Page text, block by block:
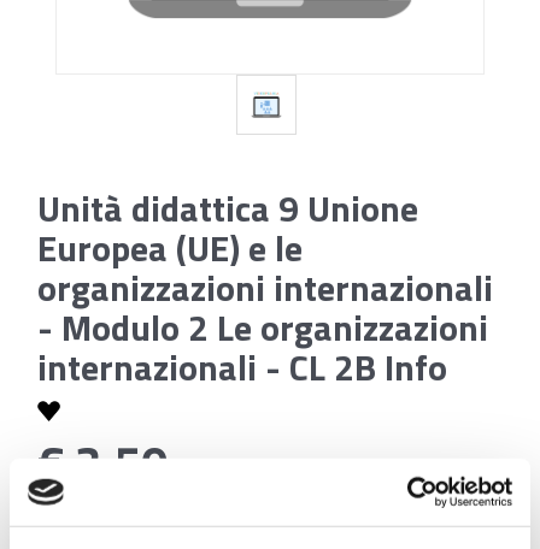
Unità didattica 9 Unione
Europea (UE) e le
organizzazioni internazionali
- Modulo 2 Le organizzazioni
internazionali - CL 2B Info
€ 3,50